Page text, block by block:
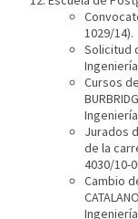
1029/14).
Solicitud
Cursos
Jurados
de la
4030/10-
Cambio